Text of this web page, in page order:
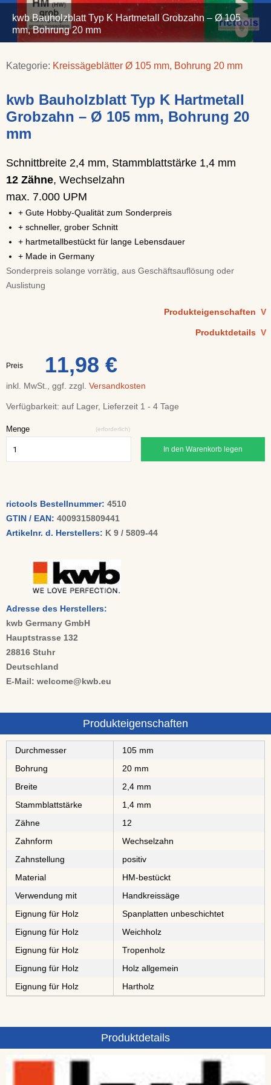
kwb Bauholzblatt Typ K Hartmetall Grobzahn – Ø 105
mm, Bohrung 20 mm
Kategorie: Kreissägeblätter Ø 105 mm, Bohrung 20 mm
kwb Bauholzblatt Typ K Hartmetall
Grobzahn – Ø 105 mm, Bohrung 20
mm
Schnittbreite 2,4 mm, Stammblattstärke 1,4 mm
12 Zähne, Wechselzahn
max. 7.000 UPM
+ Gute Hobby-Qualität zum Sonderpreis
+ schneller, grober Schnitt
+ hartmetallbestückt für lange Lebensdauer
+ Made in Germany
Sonderpreis solange vorrätig, aus Geschäftsauflösung oder
Auslistung
Produkteigenschaften V
Produktdetails V
Preis 11,98 €
inkl. MwSt., ggf. zzgl. Versandkosten
Verfügbarkeit: auf Lager, Lieferzeit 1 - 4 Tage
Menge (erforderlich)
In den Warenkorb legen
rictools Bestellnummer: 4510
GTIN / EAN: 4009315809441
Artikelnr. d. Herstellers: K 9 / 5809-44
Adresse des Herstellers:
kwb Germany GmbH
Hauptstrasse 132
28816 Stuhr
Deutschland
E-Mail: welcome@kwb.eu
Produkteigenschaften
Durchmesser
105 mm
Bohrung
20 mm
Breite
2,4 mm
Stammblattstärke
1,4 mm
Zähne
12
Zahnform
Wechselzahn
Zahnstellung
positiv
Material
⁠⁠⁠⁠⁠⁠⁠⁠HM-bestückt
Verwendung mit
Handkreissäge
Eignung für Holz
⁠⁠⁠⁠⁠⁠⁠⁠Spanplatten unbeschichtet
Eignung für Holz
⁠Weichholz
Eignung für Holz
⁠⁠⁠⁠⁠Tropenholz
Eignung für Holz
Holz allgemein
Eignung für Holz
⁠⁠⁠Hartholz
Produktdetails